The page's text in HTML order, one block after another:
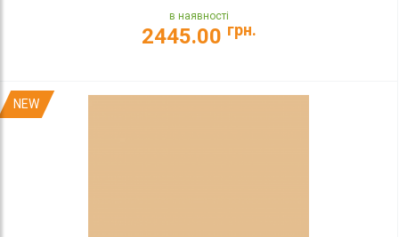
в наявності
2445.00 грн.
NEW